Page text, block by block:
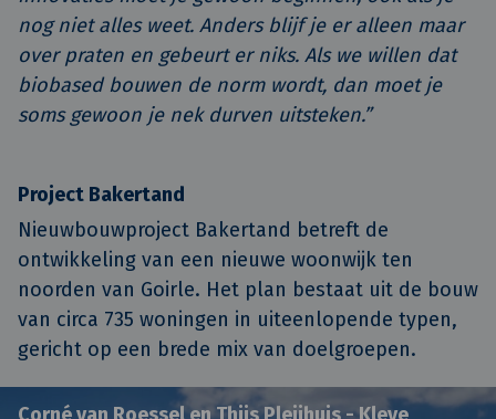
nog niet alles weet. Anders blijf je er alleen maar
over praten en gebeurt er niks. Als we willen dat
biobased bouwen de norm wordt, dan moet je
soms gewoon je nek durven uitsteken.”
Project Bakertand
Nieuwbouwproject Bakertand betreft de
ontwikkeling van een nieuwe woonwijk ten
noorden van Goirle. Het plan bestaat uit de bouw
van circa 735 woningen in uiteenlopende typen,
gericht op een brede mix van doelgroepen.
Corné van Roessel en Thijs Pleijhuis - Kleve